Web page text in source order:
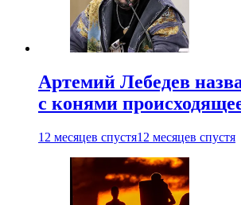
Артемий Лебедев
с конями
12 месяцев спустя12 месяцев спустя